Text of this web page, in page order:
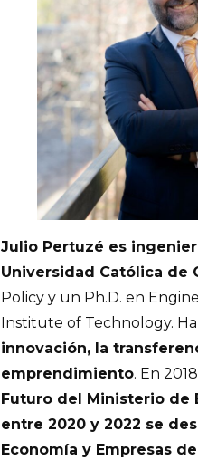
Julio Pertuzé es
Universidad Católica de
Policy y un Ph.D. en
Institute of Technology.
innovación, la
emprendimiento. En
Futuro del Ministerio de
entre 2020 y 2022 se
Economía y Empresas